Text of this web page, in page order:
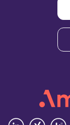
Karriere & Gehalt
Rezensionen